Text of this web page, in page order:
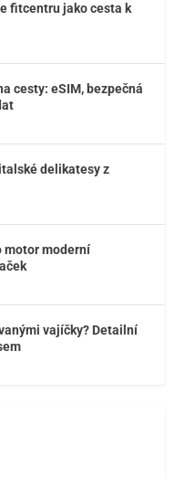
fitcentru jako cesta k
cesty: eSIM, bezpečná
delikatesy z
motor moderní
vajíčky? Detailní